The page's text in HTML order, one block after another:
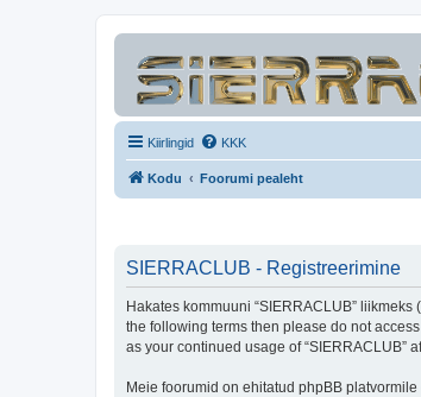
Kiirlingid KKK
Kodu Foorumi pealeht
SIERRACLUB - Registreerimine
Hakates kommuuni “SIERRACLUB”
the following terms then please do not
as your continued usage of “SIERRACLUB”
Meie foorumid on ehitatud phpBB platvormile